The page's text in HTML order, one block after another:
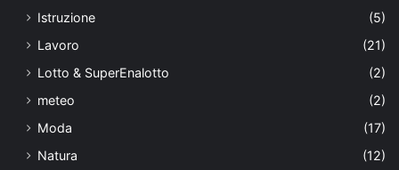
Istruzione
(5)
Lavoro
(21)
Lotto & SuperEnalotto
(2)
meteo
(2)
Moda
(17)
Natura
(12)